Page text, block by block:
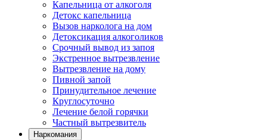
Капельница от алкоголя
Детокс капельница
Вызов нарколога на дом
Детоксикация алкоголиков
Срочный вывод из запоя
Экстренное вытрезвление
Вытрезвление на дому
Пивной запой
Принудительное лечение
Круглосуточно
Лечение белой горячки
Частный вытрезвитель
Наркомания